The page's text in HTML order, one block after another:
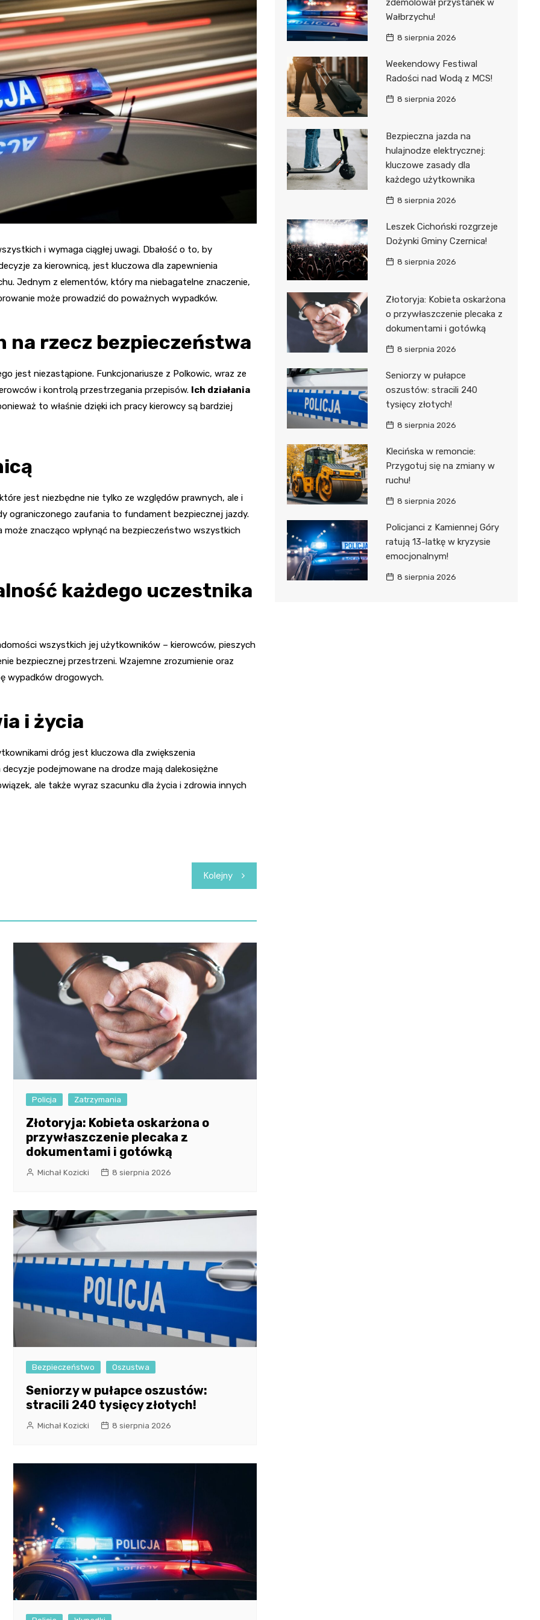
Fryzjer
Kino
Poczta
i wymaga ciągłej uwagi. Dbałość o to, by
za kierownicą, jest kluczowa dla zapewnienia
Jednym z elementów, który ma niebagatelne znaczenie,
może prowadzić do poważnych wypadków.
na rzecz bezpieczeństwa
jest niezastąpione. Funkcjonariusze z Polkowic, wraz ze
i kontrolą przestrzegania przepisów. Ich działania
to właśnie dzięki ich pracy kierowcy są bardziej
jest niezbędne nie tylko ze względów prawnych, ale i
ograniczonego zaufania to fundament bezpiecznej jazdy.
może znacząco wpłynąć na bezpieczeństwo wszystkich
każdego uczestnika
wszystkich jej użytkowników – kierowców, pieszych
bezpiecznej przestrzeni. Wzajemne zrozumienie oraz
wypadków drogowych.
i życia
dróg jest kluczowa dla zwiększenia
podejmowane na drodze mają dalekosiężne
ale także wyraz szacunku dla życia i zdrowia innych
Kolejny
Policja Zatrzymania
Złotoryja: Kobieta oskarżona o
przywłaszczenie plecaka z
dokumentami i gotówką
Michał Kozicki 8 sierpnia 2026
Bezpieczeństwo Oszustwa
Seniorzy w pułapce oszustów:
stracili 240 tysięcy złotych!
Michał Kozicki 8 sierpnia 2026
zdemolował przystanek w
Wałbrzychu!
8 sierpnia 2026
Weekendowy Festiwal
Radości nad Wodą z MCS!
8 sierpnia 2026
Bezpieczna jazda na
hulajnodze elektrycznej:
kluczowe zasady dla
każdego użytkownika
8 sierpnia 2026
Leszek Cichoński rozgrzeje
Dożynki Gminy Czernica!
8 sierpnia 2026
Złotoryja: Kobieta oskarżona
o przywłaszczenie plecaka z
dokumentami i gotówką
8 sierpnia 2026
Seniorzy w pułapce
oszustów: stracili 240
tysięcy złotych!
8 sierpnia 2026
Klecińska w remoncie:
Przygotuj się na zmiany w
ruchu!
8 sierpnia 2026
Policjanci z Kamiennej Góry
ratują 13-latkę w kryzysie
emocjonalnym!
8 sierpnia 2026